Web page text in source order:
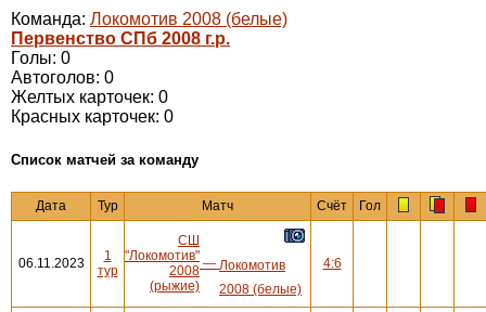
Команда: Локомотив 2008 (белые)
Первенство СПб 2008 г.р.
Голы: 0
Автоголов: 0
Желтых карточек: 0
Красных карточек: 0
Cписок матчей за команду
Дата Тур Матч Счёт Гол
06.11.2023
1
тур
СШ
"Локомотив"
2008
(рыжие)
— Локомотив
2008 (белые)
4:6